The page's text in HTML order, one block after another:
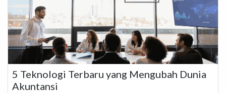
5 Teknologi Terbaru yang Mengubah Dunia
Akuntansi